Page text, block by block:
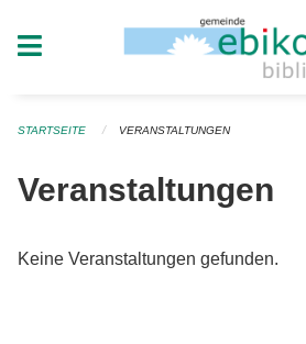
STARTSEITE VERANSTALTUNGEN
Veranstaltungen
Keine Veranstaltungen gefunden.